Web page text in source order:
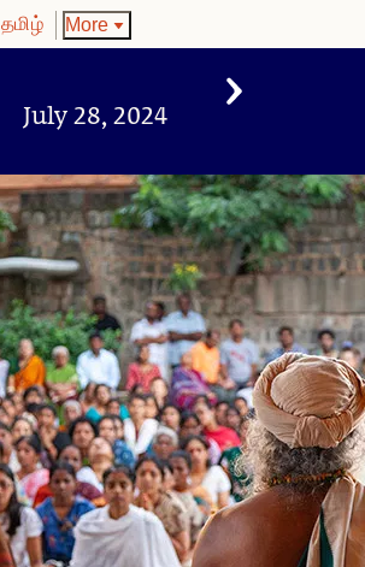
தமிழ் More
July 28, 2024